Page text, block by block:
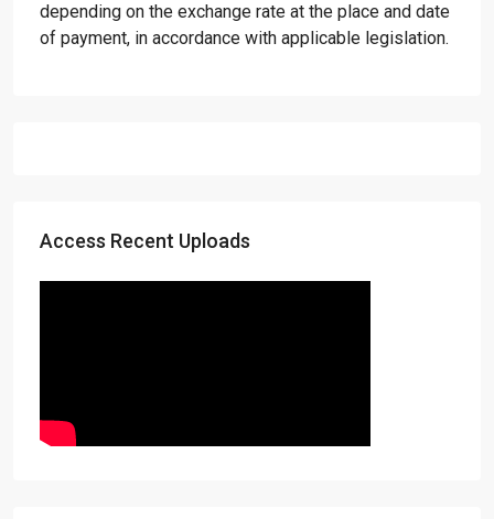
depending on the exchange rate at the place and date
of payment, in accordance with applicable legislation.
Access Recent Uploads